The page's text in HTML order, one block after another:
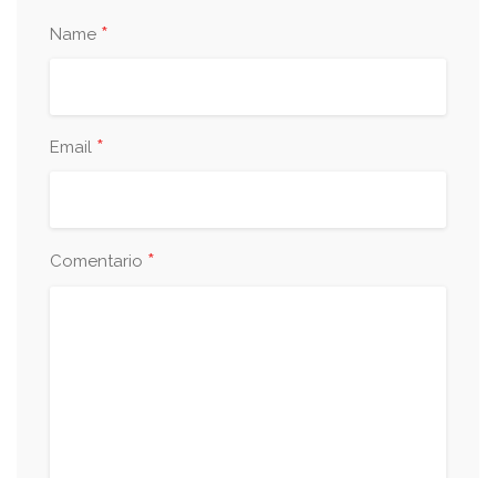
Name *
Email *
Comentario *